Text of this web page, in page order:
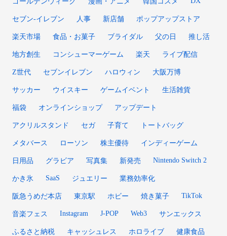
セブン‐イレブン 人事 新店舗 ポップアップストア
楽天市場 食品・お菓子 ブライダル 父の日 推し活
地方創生 コンシューマーゲーム 楽天 ライブ配信
Z世代 セブンイレブン ハロウィン 大阪万博
サッカー ウイスキー ゲームイベント 生活雑貨
福袋 オンラインショップ アップデート
アクリルスタンド セガ 子育て トートバッグ
メタバース ローソン 株主優待 インディーゲーム
日用品 グラビア 写真集 新発売 Nintendo Switch 2
かき氷 SaaS ジュエリー 業務効率化
阪急うめだ本店 東京駅 ホビー 焼き菓子 TikTok
音楽フェス Instagram J-POP Web3 サンエックス
ふるさと納税 キャッシュレス ホロライブ 健康食品